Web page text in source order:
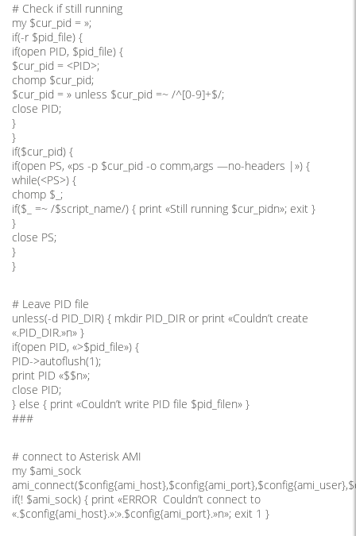
# Check if still running
my $cur_pid = »;
if(-r $pid_file) {
if(open PID, $pid_file) {
$cur_pid = <PID>;
chomp $cur_pid;
$cur_pid = » unless $cur_pid =~ /^[0-9]+$/;
close PID;
}
}
if($cur_pid) {
if(open PS, «ps -p $cur_pid -o comm,args —no-headers |») {
while(<PS>) {
chomp $_;
if($_ =~ /$script_name/) { print «Still running $cur_pidn»; exit }
}
close PS;
}
}
# Leave PID file
unless(-d PID_DIR) { mkdir PID_DIR or print «Couldn’t create
«.PID_DIR.»n» }
if(open PID, «>$pid_file») {
PID->autoflush(1);
print PID «$$n»;
close PID;
} else { print «Couldn’t write PID file $pid_filen» }
###
# connect to Asterisk AMI
my $ami_sock
if(! $ami_sock) { print «ERROR Couldn’t connect to
«.$config{ami_host}.»:».$config{ami_port}.»n»; exit 1 }